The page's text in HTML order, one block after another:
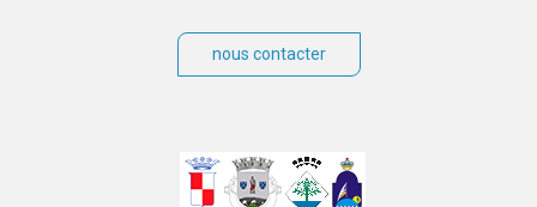
nous contacter